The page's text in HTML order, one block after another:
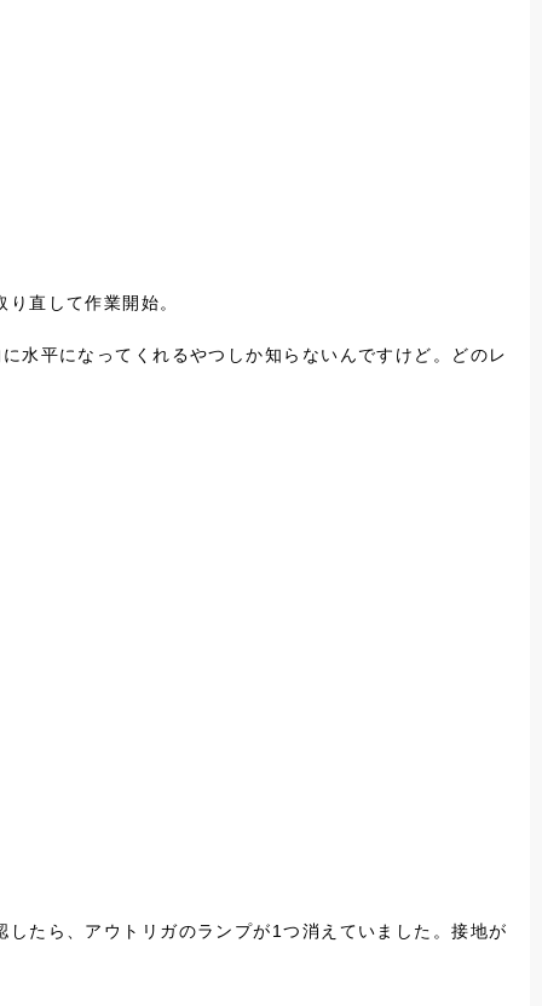
直して作業開始。
水平になってくれるやつしか知らないんですけど。どのレ
たら、アウトリガのランプが1つ消えていました。接地が